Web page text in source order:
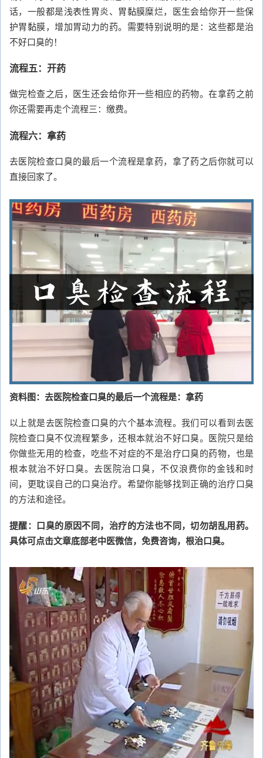
话，一般都是浅表性胃炎、胃黏膜糜烂，医生会给你开一些保
护胃黏膜，增加胃动力的药。需要特别说明的是：这些都是治
不好口臭的！
流程五：开药
做完检查之后，医生还会给你开一些相应的药物。在拿药之前
你还需要再走个流程三：缴费。
流程六：拿药
去医院检查口臭的最后一个流程是拿药，拿了药之后你就可以
直接回家了。
资料图：去医院检查口臭的最后一个流程是：拿药
以上就是去医院检查口臭的六个基本流程。我们可以看到去医
院检查口臭不仅流程繁多，还根本就治不好口臭。医院只是给
你做些无用的检查，吃些不对症的不是治疗口臭的药物，也是
根本就治不好口臭。去医院治口臭，不仅浪费你的金钱和时
间，更耽误自己的口臭治疗。希望你能够找到正确的治疗口臭
的方法和途径。
提醒：口臭的原因不同，治疗的方法也不同，切勿胡乱用药。
具体可点击文章底部老中医微信，免费咨询，根治口臭。